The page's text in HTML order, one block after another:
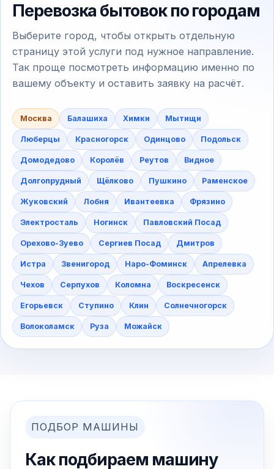
Перевозка бытовок по городам
Выберите город, чтобы открыть отдельную
страницу этой услуги под нужное направление.
Так проще посмотреть информацию именно по
вашему объекту и оставить заявку на расчёт.
Москва Балашиха Химки Мытищи
Люберцы Красногорск Одинцово Подольск
Домодедово Королёв Реутов Видное
Долгопрудный Щёлково Пушкино Раменское
Жуковский Лобня Ивантеевка Фрязино
Электросталь Ногинск Павловский Посад
Орехово-Зуево Сергиев Посад Дмитров
Истра Звенигород Наро-Фоминск Апрелевка
Чехов Серпухов Коломна Воскресенск
Егорьевск Ступино Клин Солнечногорск
Волоколамск Руза Можайск
ПОДБОР МАШИНЫ
Как подбираем машину